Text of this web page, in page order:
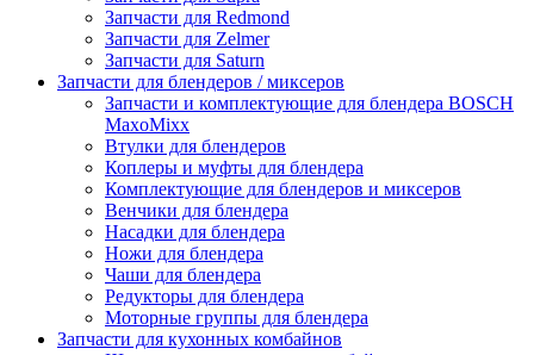
Запчасти для Redmond
Запчасти для Zelmer
Запчасти для Saturn
Запчасти для блендеров / миксеров
Запчасти и комплектующие для блендера BOSCH
MaxoMixx
Втулки для блендеров
Коплеры и муфты для блендера
Комплектующие для блендеров и миксеров
Венчики для блендера
Насадки для блендера
Ножи для блендера
Чаши для блендера
Редукторы для блендера
Моторные группы для блендера
Запчасти для кухонных комбайнов